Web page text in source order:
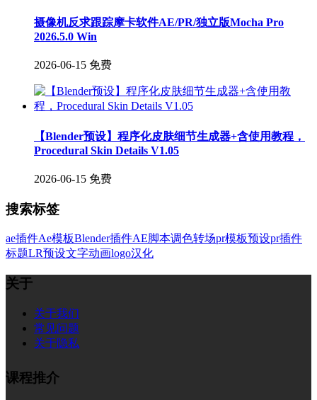
摄像机反求跟踪摩卡软件AE/PR/独立版Mocha Pro
2026.5.0 Win
2026-06-15 免费
【Blender预设】程序化皮肤细节生成器+含使用教程，
Procedural Skin Details V1.05
2026-06-15 免费
搜索标签
ae插件Ae模板Blender插件AE脚本调色转场pr模板预设pr插件
标题LR预设文字动画logo汉化
关于
关于我们
常见问题
关于隐私
课程推介